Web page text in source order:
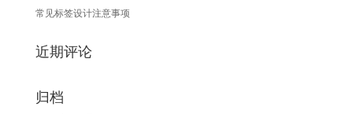
常见标签设计注意事项
近期评论
归档